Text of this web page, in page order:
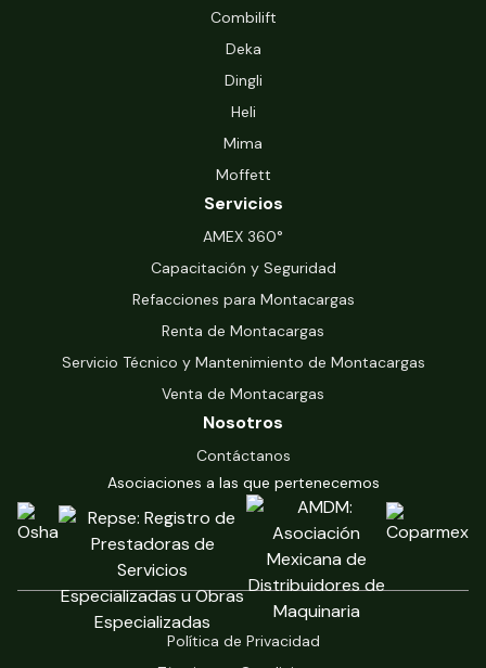
Combilift
Deka
Dingli
Heli
Mima
Moffett
Servicios
‍AMEX 360°
Capacitación y Seguridad
Refacciones para Montacargas
Renta de Montacargas
Servicio Técnico y Mantenimiento de Montacargas
Venta de Montacargas
Nosotros
Contáctanos
Asociaciones a las que pertenecemos
Política de Privacidad